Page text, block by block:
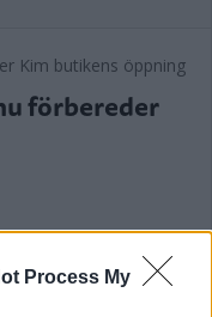
Process My
förbereder